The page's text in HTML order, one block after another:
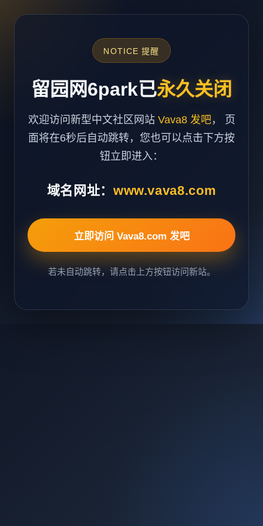
NOTICE 提醒
留园网6park已永久关闭
欢迎访问新型中文社区网站 Vava8 发吧， 页
面将在6秒后自动跳转，您也可以点击下方按
钮立即进入：
域名网址： www.vava8.com
立即访问 Vava8.com 发吧
若未自动跳转，请点击上方按钮访问新站。